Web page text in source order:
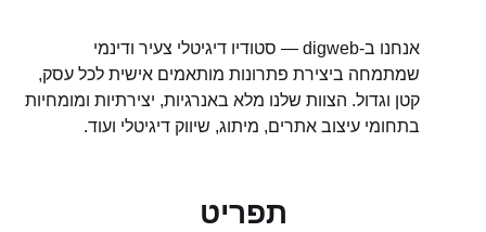
אנחנו ב-digweb — סטודיו דיגיטלי צעיר ודינמי
שמתמחה ביצירת פתרונות מותאמים אישית לכל עסק,
קטן וגדול. הצוות שלנו מלא באנרגיות, יצירתיות ומומחיות
בתחומי עיצוב אתרים, מיתוג, שיווק דיגיטלי ועוד.
תפריט